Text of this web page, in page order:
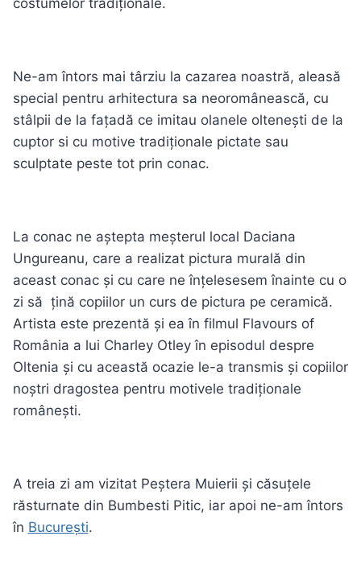
costumelor tradiționale.
Ne-am întors mai târziu la cazarea noastră, aleasă
special pentru arhitectura sa neoromânească, cu
stâlpii de la fațadă ce imitau olanele oltenești de la
cuptor si cu motive tradiționale pictate sau
sculptate peste tot prin conac.
La conac ne aștepta meșterul local Daciana
Ungureanu, care a realizat pictura murală din
aceast conac și cu care ne înțelesesem înainte cu o
zi să țină copiilor un curs de pictura pe ceramică.
Artista este prezentă și ea în filmul Flavours of
România a lui Charley Otley în episodul despre
Oltenia și cu această ocazie le-a transmis și copiilor
noștri dragostea pentru motivele tradiționale
românești.
A treia zi am vizitat Peștera Muierii și căsuțele
răsturnate din Bumbesti Pitic, iar apoi ne-am întors
în București.